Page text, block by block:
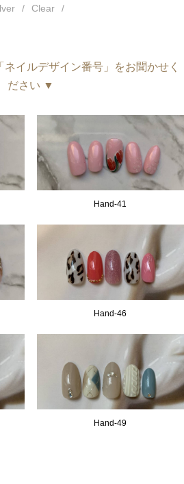
Clear
イルデザイン番号」をお聞かせく
ださい ▼
Hand-41
Hand-46
Hand-49